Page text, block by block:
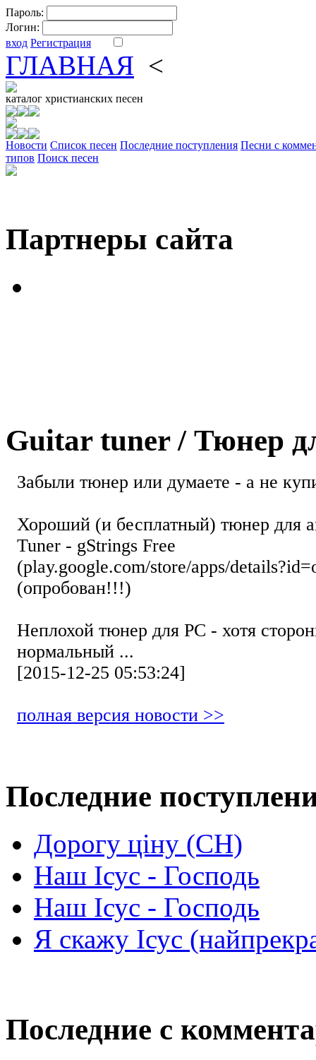
Пароль:
Логин:
вход Регистрация
ГЛАВНАЯ <
каталог христианских песен
Новости Cписок песен Последние поступления Песни с
типов Поиск песен
Партнеры сайта
Guitar tuner / Тюнер
Забыли тюнер или думаете - а не
Хороший (и бесплатный) тюнер для
Tuner - gStrings Free
(play.google.com/store/apps/
(опробован!!!)
Неплохой тюнер для РС - хотя
нормальный ...
[2015-12-25 05:53:24]
полная версия новости >>
Последние
Дорогу ціну (СН)
Наш Ісус - Господь
Наш Ісус - Господь
Я скажу Ісус
Последние с